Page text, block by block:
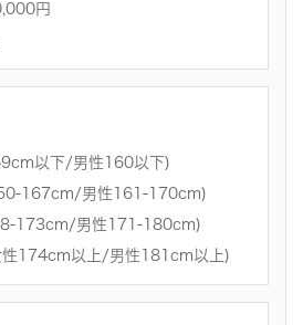
円
以下/男性160以下)
167cm/男性161-170cm)
173cm/男性171-180cm)
性174cm以上/男性181cm以上)